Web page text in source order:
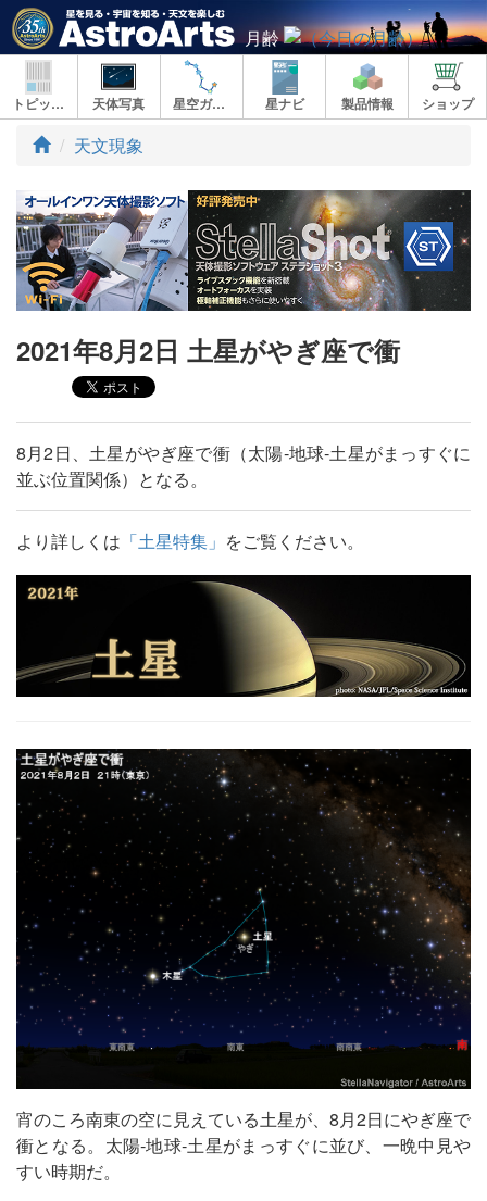
月齢
トピックス 天体写真 星空ガイド 星ナビ 製品情報 ショップ
ト
プ
天文現象
2021年8月2日 土星がやぎ座で衝
8月2日、土星がやぎ座で衝（太陽‐地球‐土星がまっすぐに
並ぶ位置関係）となる。
より詳しくは 「土星特集」 をご覧ください。
宵のころ南東の空に見えている土星が、8月2日にやぎ座で
衝となる。太陽‐地球‐土星がまっすぐに並び、一晩中見や
すい時期だ。